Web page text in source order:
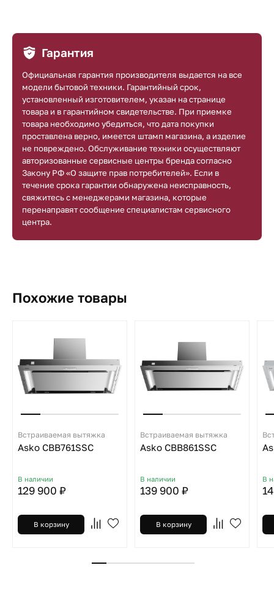
Гарантия
Официальная гарантия производителя выдается на все
модели бытовой техники. Гарантийный срок,
установленный изготовителем, указан на странице
товара и в гарантийном свидетельстве. При приемке
товара необходимо убедиться, что дата покупки
проставлена верно, имеется штамп магазина, а изделие
не повреждено. Обслуживание техники осуществляют
авторизованные сервисные центры бренда согласно
Закону РФ «О защите прав потребителей». Если в
течение срока гарантии обнаружена неисправность,
свяжитесь с менеджерами магазина, которые
перенаправят сообщение специалистам сервисного
центра.
Похожие товары
Встраиваемая вытяжка
Asko CBB761SSC
В наличии
129 900 ₽
В корзину
Встраиваемая вытяжка
Asko CBB861SSC
В наличии
139 900 ₽
В корзину
В